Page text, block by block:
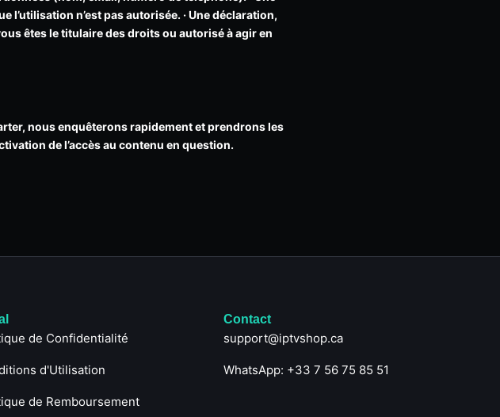
n’est pas autorisée. · Une déclaration,
êtes le titulaire des droits ou autorisé à agir en
nous enquêterons rapidement et prendrons les
de l’accès au contenu en question.
de Confidentialité
d'Utilisation
de Remboursement
Contact
support@iptvshop.ca
WhatsApp: +33 7 56 75 85 51